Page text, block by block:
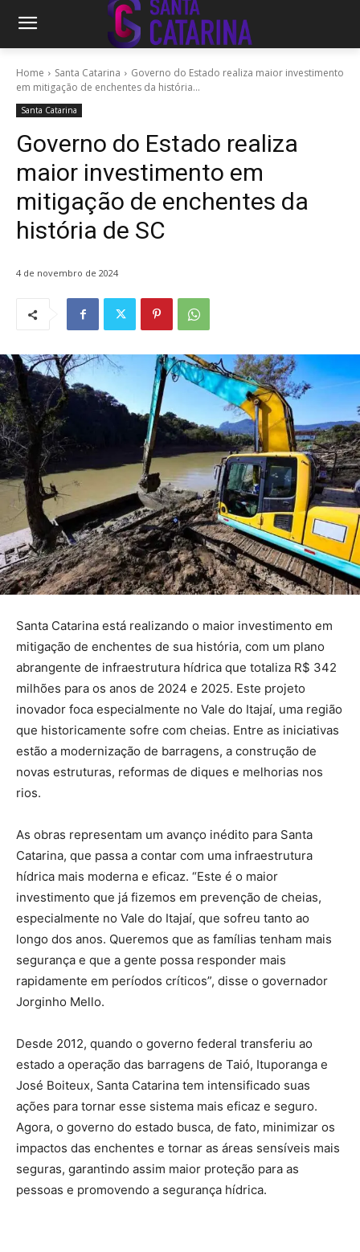
Home Santa Catarina
Governo do Estado realiza maior investimento
em mitigação de enchentes da história...
Santa Catarina
Governo do Estado realiza
maior investimento em
mitigação de enchentes da
história de SC
4 de novembro de 2024
Santa Catarina está realizando o maior investimento em
mitigação de enchentes de sua história, com um plano
abrangente de infraestrutura hídrica que totaliza R$ 342
milhões para os anos de 2024 e 2025. Este projeto
inovador foca especialmente no Vale do Itajaí, uma região
que historicamente sofre com cheias. Entre as iniciativas
estão a modernização de barragens, a construção de
novas estruturas, reformas de diques e melhorias nos
rios.
As obras representam um avanço inédito para Santa
Catarina, que passa a contar com uma infraestrutura
hídrica mais moderna e eficaz. “Este é o maior
investimento que já fizemos em prevenção de cheias,
especialmente no Vale do Itajaí, que sofreu tanto ao
longo dos anos. Queremos que as famílias tenham mais
segurança e que a gente possa responder mais
rapidamente em períodos críticos”, disse o governador
Jorginho Mello.
Desde 2012, quando o governo federal transferiu ao
estado a operação das barragens de Taió, Ituporanga e
José Boiteux, Santa Catarina tem intensificado suas
ações para tornar esse sistema mais eficaz e seguro.
Agora, o governo do estado busca, de fato, minimizar os
impactos das enchentes e tornar as áreas sensíveis mais
seguras, garantindo assim maior proteção para as
pessoas e promovendo a segurança hídrica.